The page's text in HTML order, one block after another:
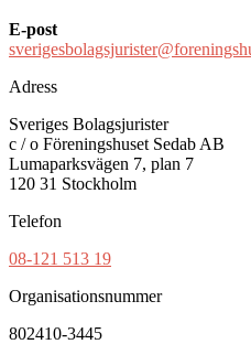
E-post
Adress
Sveriges Bolagsjurister
c / o Föreningshuset Sedab AB
Lumaparksvägen 7, plan 7
120 31 Stockholm
Telefon
08-121 513 19
Organisationsnummer
802410-3445